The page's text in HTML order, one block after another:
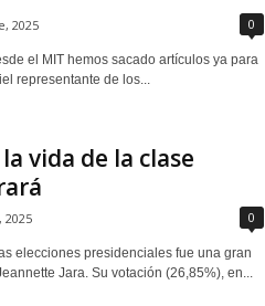
2025 0
el MIT hemos sacado artículos ya para
representante de los...
vida de la clase
0
elecciones presidenciales fue una gran
Jara. Su votación (26,85%), en...